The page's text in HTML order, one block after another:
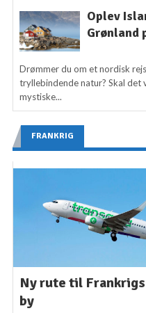
Oplev
Grønland
Drømmer du om et nordisk
tryllebindende natur? Skal det
mystiske...
FRANKRIG
Ny rute til
by